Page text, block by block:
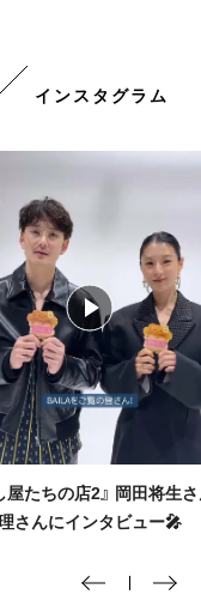
インスタグラム
円以下で探す！ギフト上
小土産リスト🎁